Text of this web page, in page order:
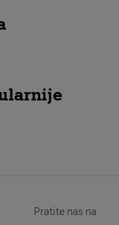
Pratite nas na